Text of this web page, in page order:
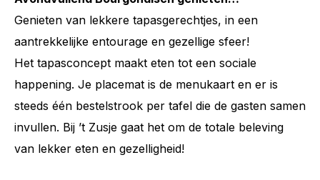
Genieten van lekkere tapasgerechtjes, in een
aantrekkelijke entourage en gezellige sfeer!
Het tapasconcept maakt eten tot een sociale
happening. Je placemat is de menukaart en er is
steeds één bestelstrook per tafel die de gasten samen
invullen. Bij ’t Zusje gaat het om de totale beleving
van lekker eten en gezelligheid!